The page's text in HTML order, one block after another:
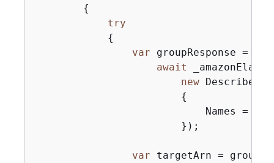
{
try
{
var groupResponse =
await
new
{
                            Names =
                        });
var targetArn =